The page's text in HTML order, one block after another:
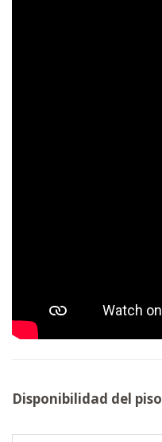
Disponibilidad del piso